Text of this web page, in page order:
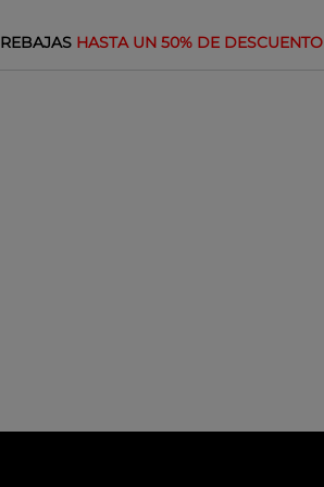
REBAJAS HASTA UN 50% DE DESCUENTO